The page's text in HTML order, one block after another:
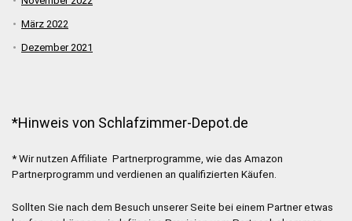
März 2022
Dezember 2021
*Hinweis von Schlafzimmer-Depot.de
* Wir nutzen Affiliate Partnerprogramme, wie das Amazon
Partnerprogramm und verdienen an qualifizierten Käufen.
Sollten Sie nach dem Besuch unserer Seite bei einem Partner etwas